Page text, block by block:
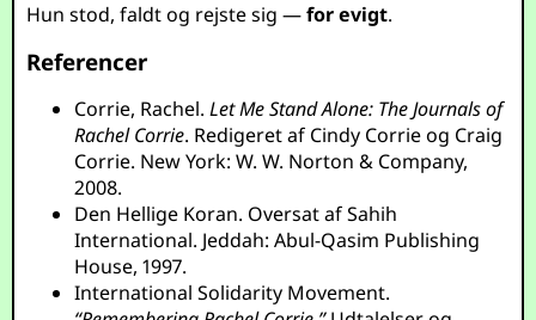
Hun stod, faldt og rejste sig —for evigt.
Referencer
Corrie, Rachel.Let Me Stand Alone: The Journals of
Rachel Corrie. Redigeret af Cindy Corrie og Craig
Corrie. New York: W. W. Norton & Company,
2008.
Den Hellige Koran. Oversat af Sahih
International. Jeddah: Abul-Qasim Publishing
House, 1997.
International Solidarity Movement.